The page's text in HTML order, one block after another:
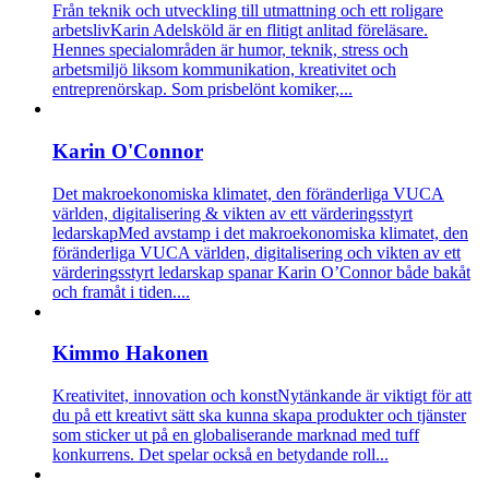
Från teknik och utveckling till utmattning och ett roligare
arbetslivKarin Adelsköld är en flitigt anlitad föreläsare.
Hennes specialområden är humor, teknik, stress och
arbetsmiljö liksom kommunikation, kreativitet och
entreprenörskap. Som prisbelönt komiker,...
Karin O'Connor
Det makroekonomiska klimatet, den föränderliga VUCA
världen, digitalisering & vikten av ett värderingsstyrt
ledarskapMed avstamp i det makroekonomiska klimatet, den
föränderliga VUCA världen, digitalisering och vikten av ett
värderingsstyrt ledarskap spanar Karin O’Connor både bakåt
och framåt i tiden....
Kimmo Hakonen
Kreativitet, innovation och konstNytänkande är viktigt för att
du på ett kreativt sätt ska kunna skapa produkter och tjänster
som sticker ut på en globaliserande marknad med tuff
konkurrens. Det spelar också en betydande roll...